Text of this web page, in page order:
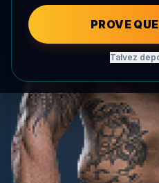
PROVE
Talvez